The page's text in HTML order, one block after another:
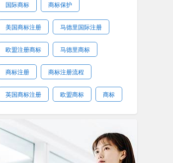
国际商标 商标保护
美国商标注册 马德里国际注册
欧盟注册商标 马德里商标
商标注册 商标注册流程
英国商标注册 欧盟商标 商标